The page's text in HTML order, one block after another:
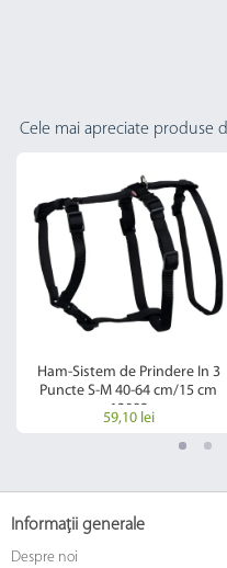
Cele mai apreciate produse
Ham-Sistem de Prindere In 3
Puncte S-M 40-64 cm/15 cm
13092
59,10 lei
Informații generale
Despre noi